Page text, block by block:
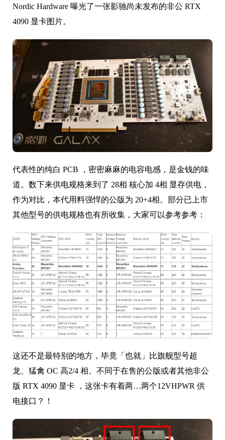
Nordic Hardware 曝光了一张影驰尚未发布的非公 RTX
4090 显卡图片。
代表性的纯白 PCB ，密密麻麻的电容电感，是金钱的味
道。数下来供电规格来到了 28相 核心加 4相 显存供电，
作为对比，本代用料强悍的公版为 20+4相。部分已上市
其他型号的供电规格也有所收集，大家可以参考参考：
这还不是最特别的地方，毕竟「也就」比旗舰型号超
龙、猛禽 OC 高2/4 相。不同于在售的公版或者其他非公
版 RTX 4090 显卡 ，这张卡有着两…两个12VHPWR 供
电接口？！